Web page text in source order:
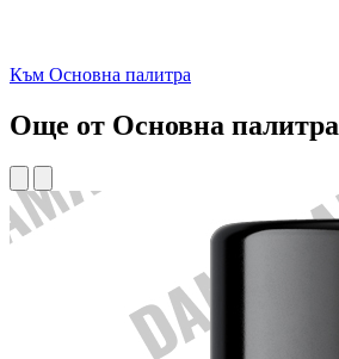
Към Основна палитра
Още от Основна палитра